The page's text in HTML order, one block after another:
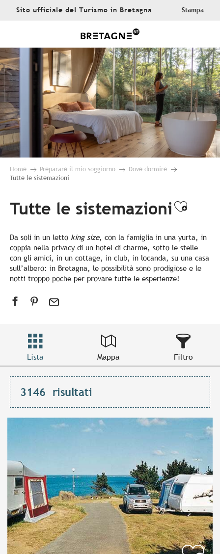
AllerSito ufficiale del Turismo in Bretagna Stampa
Home Preparare il mio soggiorno
Dove dormire
Tutte le sistemazioni
Tutte le sistemazioni
Da soli in un letto king size, con la famiglia in una yurta, in
coppia nella privacy di un hotel di charme, sotto le stelle
con gli amici, in un cottage, in club, in locanda, su una casa
sull’albero: in Bretagna, le possibilità sono prodigiose e le
notti troppo poche per provare tutte le esperienze!
Lista Mappa Filtro
3146 risultati